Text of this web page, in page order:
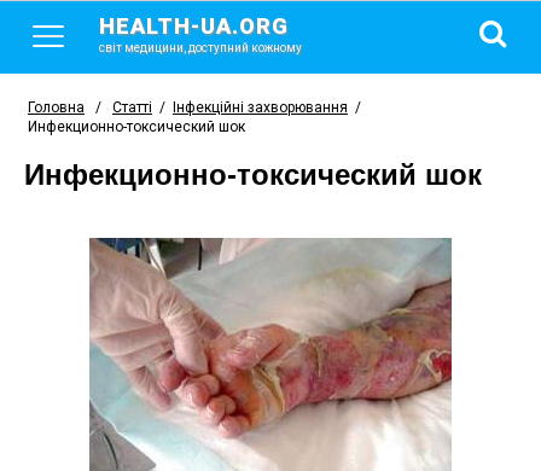
HEALTH-UA.ORG
світ медицини, доступний кожному
Головна / Статті / Інфекційні захворювання /
Инфекционно-токсический шок
Инфекционно-токсический шок